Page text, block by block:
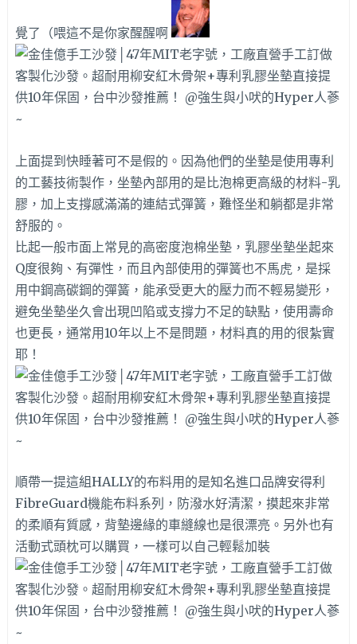
覺了（喂這不是你家醒醒啊
上面提到快睡著可不是假的。因為他們的坐墊是使用專利
的工藝技術製作，坐墊內部用的是比泡棉更高級的材料-乳
膠，加上支撐感滿滿的連結式彈簧，難怪坐和躺都是非常
舒服的。
比起一般市面上常見的高密度泡棉坐墊，乳膠坐墊坐起來
Q度很夠、有彈性，而且內部使用的彈簧也不馬虎，是採
用中鋼高碳鋼的彈簧，能承受更大的壓力而不輕易變形，
避免坐墊坐久會出現凹陷或支撐力不足的缺點，使用壽命
也更長，通常用10年以上不是問題，材料真的用的很紮實
耶！
順帶一提這組HALLY的布料用的是知名進口品牌安得利
FibreGuard機能布料系列，防潑水好清潔，摸起來非常
的柔順有質感，背墊邊緣的車縫線也是很漂亮。另外也有
活動式頭枕可以購買，一樣可以自己輕鬆加裝